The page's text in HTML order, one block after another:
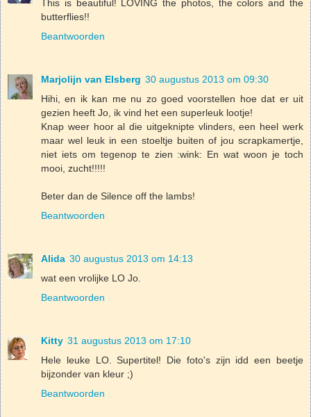
This is beautiful! LOVING the photos, the colors and the
butterflies!!
Beantwoorden
Marjolijn van Elsberg 30 augustus 2013 om 09:30
Hihi, en ik kan me nu zo goed voorstellen hoe dat er uit
gezien heeft Jo, ik vind het een superleuk lootje!
Knap weer hoor al die uitgeknipte vlinders, een heel werk
maar wel leuk in een stoeltje buiten of jou scrapkamertje,
niet iets om tegenop te zien :wink: En wat woon je toch
mooi, zucht!!!!!
Beter dan de Silence off the lambs!
Beantwoorden
Alida 30 augustus 2013 om 14:13
wat een vrolijke LO Jo.
Beantwoorden
Kitty 31 augustus 2013 om 17:10
Hele leuke LO. Supertitel! Die foto's zijn idd een beetje
bijzonder van kleur ;)
Beantwoorden